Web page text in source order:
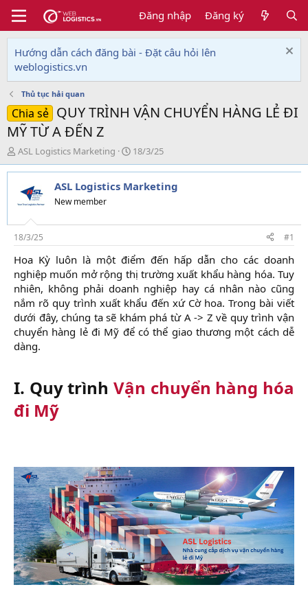
Đăng nhập Đăng ký
Hướng dẫn cách đăng bài - Đặt câu hỏi lên
weblogistics.vn
Thủ tục hải quan
Chia sẻ QUY TRÌNH VẬN CHUYỂN HÀNG LẺ ĐI
MỸ TỪ A ĐẾN Z
T
h
r
s
t
a
r
t
e
r
ASL Logistics Marketing
N
g
à
y
i
18/3/25
ASL Logistics Marketing
New member
18/3/25 #1
Hoa Kỳ luôn là một điểm đến hấp dẫn cho các doanh
nghiệp muốn mở rộng thị trường xuất khẩu hàng hóa. Tuy
nhiên, không phải doanh nghiệp hay cá nhân nào cũng
nắm rõ quy trình xuất khẩu đến xứ Cờ hoa. Trong bài viết
dưới đây, chúng ta sẽ khám phá từ A -> Z về quy trình vận
chuyển hàng lẻ đi Mỹ để có thể giao thương một cách dễ
dàng.
I. Quy trình Vận chuyển hàng hóa
đi Mỹ